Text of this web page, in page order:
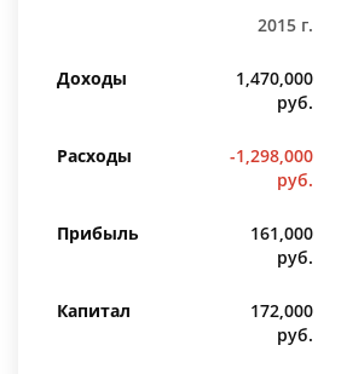
2015 г.
Доходы
1,470,000
руб.
Расходы
-1,298,000
руб.
Прибыль
161,000
руб.
Капитал
172,000
руб.